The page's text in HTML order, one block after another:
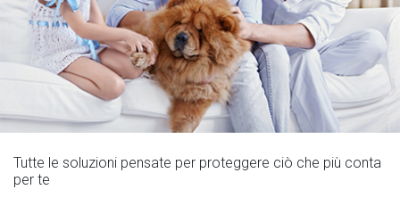
Tutte le soluzioni pensate per proteggere ciò che più conta
per te